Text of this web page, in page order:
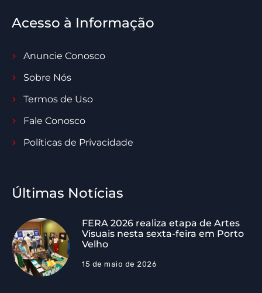
Acesso à Informação
Anuncie Conosco
Sobre Nós
Termos de Uso
Fale Conosco
Políticas de Privacidade
Últimas Notícias
FERA 2026 realiza etapa de Artes
Visuais nesta sexta-feira em Porto
Velho
15 de maio de 2026